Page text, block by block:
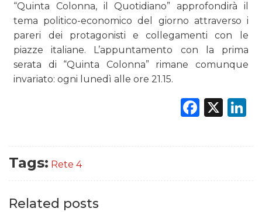
ESTERNA
RADIO / AUDIO
TV
PREVISIONI/SCENARI
“Quinta Colonna, il Quotidiano” approfondirà il
tema politico-economico del giorno attraverso i
pareri dei protagonisti e collegamenti con le
piazze italiane. L’appuntamento con la prima
serata di “Quinta Colonna” rimane comunque
invariato: ogni lunedì alle ore 21.15.
X
Tags: Rete 4
Related posts